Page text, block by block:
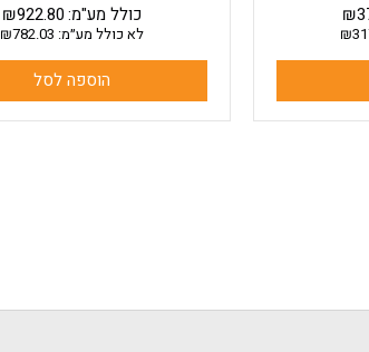
₪
₪
₪922.80כולל מע"מ:
לא כולל מע״מ: ₪782.03
הוספה לסל